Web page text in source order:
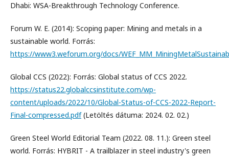
Dhabi: WSA-Breakthrough Technology Conference.
Forum W. E. (2014): Scoping paper: Mining and metals in a
sustainable world. Forrás:
https://www3.weforum.org/docs/
Global CCS (2022): Forrás: Global status of CCS 2022.
https://status22.globalccsinstitute.com/wp-
content/uploads/2022/10/Global-Status-of-CCS-2022-Report-
Final-compressed.pdf(Letöltés dátuma: 2024. 02. 02.)
Green Steel World Editorial Team (2022. 08. 11.): Green steel
world. Forrás: HYBRIT - A trailblazer in steel industry's green